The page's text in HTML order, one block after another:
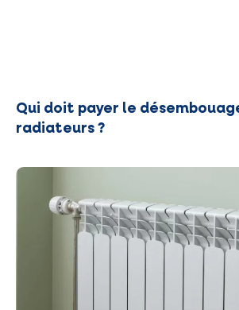
Qui doit payer le
radiateurs ?